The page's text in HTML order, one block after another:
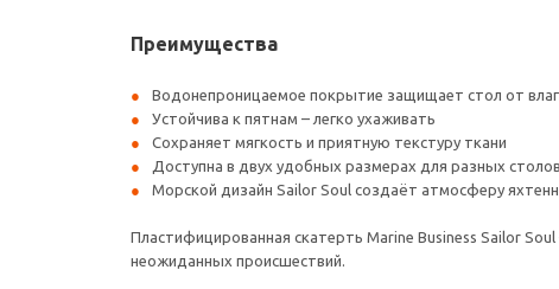
Преимущества
Водонепроницаемое покрытие защищает стол от
Устойчива к пятнам – легко ухаживать
Сохраняет мягкость и приятную текстуру ткани
Доступна в двух удобных размерах для разных столов
Морской дизайн Sailor Soul создаёт атмосферу
Пластифицированная скатерть Marine Business Sailor
неожиданных происшествий.